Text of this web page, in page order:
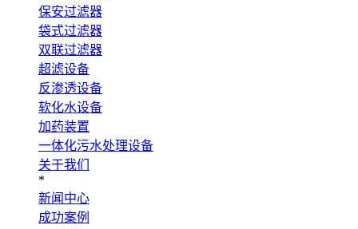
保安过滤器
袋式过滤器
双联过滤器
超滤设备
反渗透设备
软化水设备
加药装置
一体化污水处理设备
关于我们
*
新闻中心
成功案例